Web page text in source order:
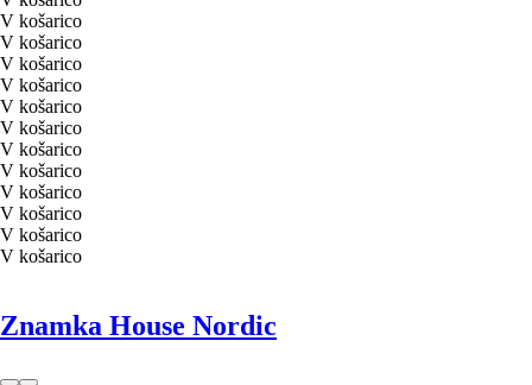
V košarico
V košarico
V košarico
V košarico
V košarico
V košarico
V košarico
V košarico
V košarico
V košarico
V košarico
V košarico
Znamka House Nordic